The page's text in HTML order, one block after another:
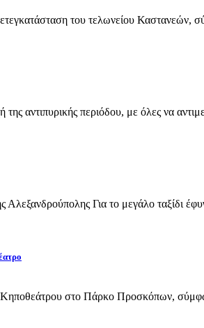
του τελωνείου Καστανεών,
αντιπυρικής περιόδου, με όλες να
Για το μεγάλο ταξίδι
Κηποθεάτρου στο Πάρκο Προσκόπων,